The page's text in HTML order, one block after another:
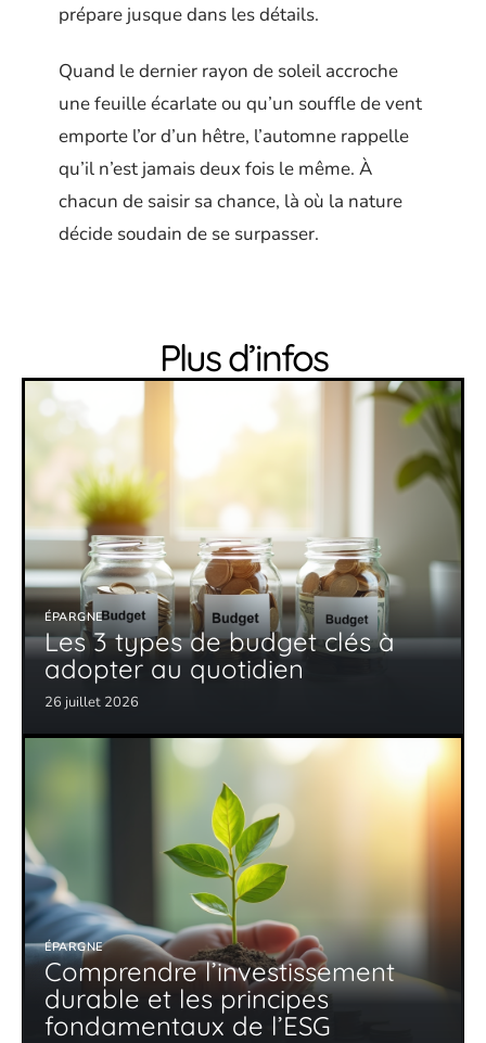
prépare jusque dans les détails.
Quand le dernier rayon de soleil accroche
une feuille écarlate ou qu’un souffle de vent
emporte l’or d’un hêtre, l’automne rappelle
qu’il n’est jamais deux fois le même. À
chacun de saisir sa chance, là où la nature
décide soudain de se surpasser.
Plus d’infos
ÉPARGNE
Les 3 types de budget clés à
adopter au quotidien
26 juillet 2026
ÉPARGNE
Comprendre l’investissement
durable et les principes
fondamentaux de l’ESG